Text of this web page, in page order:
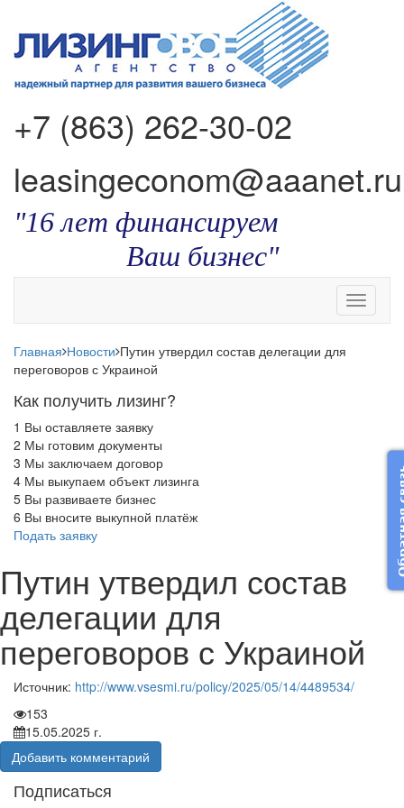
+7 (863) 262-30-02
leasingeconom@aaanet.ru
"16 лет финансируем
Ваш бизнес"
Toggle
Главная Новости Путин утвердил состав делегации для
переговоров с Украиной
Как получить лизинг?
1 Вы оставляете заявку
2 Мы готовим документы
3 Мы заключаем договор
4 Мы выкупаем объект лизинга
5 Вы развиваете бизнес
6 Вы вносите выкупной платёж
Подать заявку
Путин утвердил состав
делегации для
переговоров с Украиной
Источник: http://www.vsesmi.ru/policy/2025/05/14/4489534/
153
15.05.2025 г.
Добавить комментарий
Подписаться